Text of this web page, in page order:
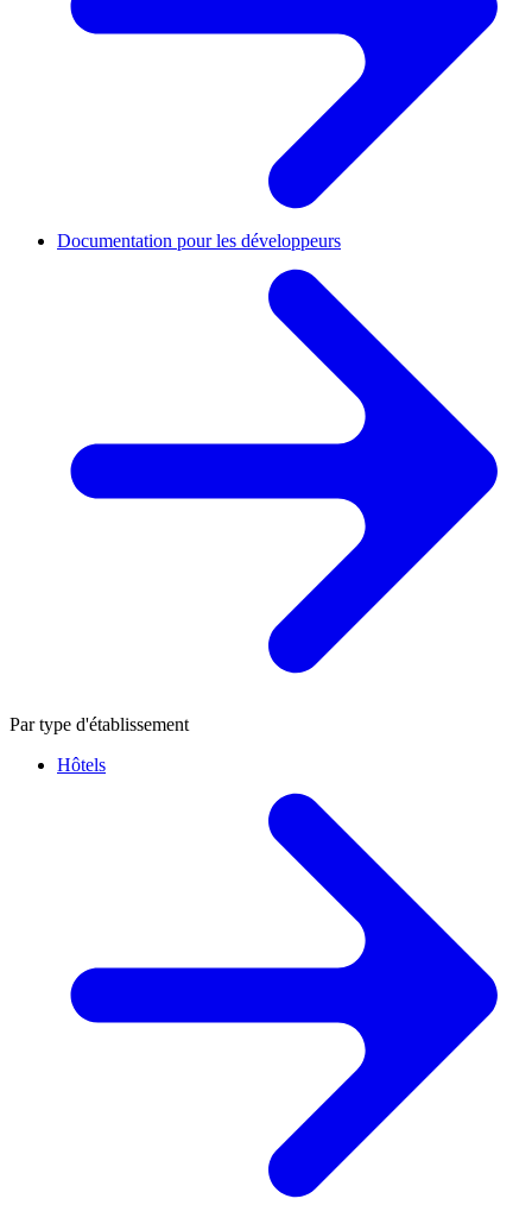
Documentation pour les développeurs
Par type d'établissement
Hôtels